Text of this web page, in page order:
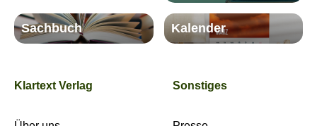
Sachbuch Kalender
Klartext Verlag Sonstiges